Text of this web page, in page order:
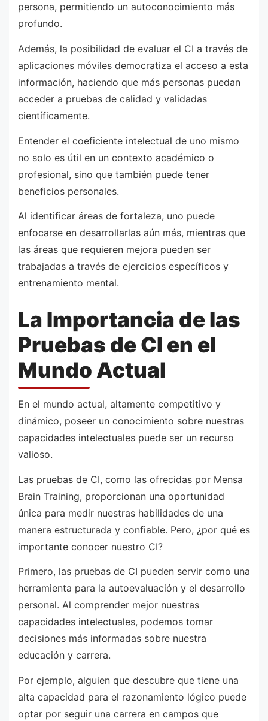
persona, permitiendo un autoconocimiento más
profundo.
Además, la posibilidad de evaluar el CI a través de
aplicaciones móviles democratiza el acceso a esta
información, haciendo que más personas puedan
acceder a pruebas de calidad y validadas
científicamente.
Entender el coeficiente intelectual de uno mismo
no solo es útil en un contexto académico o
profesional, sino que también puede tener
beneficios personales.
Al identificar áreas de fortaleza, uno puede
enfocarse en desarrollarlas aún más, mientras que
las áreas que requieren mejora pueden ser
trabajadas a través de ejercicios específicos y
entrenamiento mental.
La Importancia de las
Pruebas de CI en el
Mundo Actual
En el mundo actual, altamente competitivo y
dinámico, poseer un conocimiento sobre nuestras
capacidades intelectuales puede ser un recurso
valioso.
Las pruebas de CI, como las ofrecidas por Mensa
Brain Training, proporcionan una oportunidad
única para medir nuestras habilidades de una
manera estructurada y confiable. Pero, ¿por qué es
importante conocer nuestro CI?
Primero, las pruebas de CI pueden servir como una
herramienta para la autoevaluación y el desarrollo
personal. Al comprender mejor nuestras
capacidades intelectuales, podemos tomar
decisiones más informadas sobre nuestra
educación y carrera.
Por ejemplo, alguien que descubre que tiene una
alta capacidad para el razonamiento lógico puede
optar por seguir una carrera en campos que